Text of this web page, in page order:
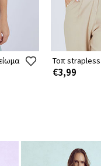
Τοπ strapless
€3,99